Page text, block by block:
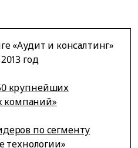
«Аудит и консалтинг»
год
крупнейших
компаний»
по сегменту